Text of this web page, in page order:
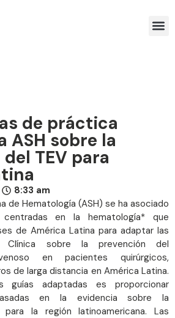
de práctica
ASH sobre la
TEV para
8:33 am
de Hematología (ASH) se ha asociado
en la hematología* que
de América Latina para adaptar las
Clínica sobre la prevención del
en pacientes quirúrgicos,
de larga distancia en América Latina.
adaptadas es proporcionar
en la evidencia sobre la
la región latinoamericana. Las